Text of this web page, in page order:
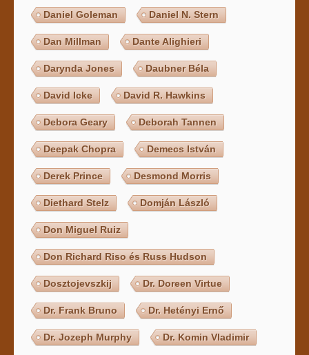
Daniel Goleman Daniel N. Stern
Dan Millman Dante Alighieri
Darynda Jones Daubner Béla
David Icke David R. Hawkins
Debora Geary Deborah Tannen
Deepak Chopra Demecs István
Derek Prince Desmond Morris
Diethard Stelz Domján László
Don Miguel Ruiz
Don Richard Riso és Russ Hudson
Dosztojevszkij Dr. Doreen Virtue
Dr. Frank Bruno Dr. Hetényi Ernő
Dr. Jozeph Murphy Dr. Komin Vladimir